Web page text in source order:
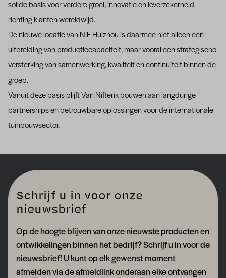
solide basis voor verdere groei, innovatie en leverzekerheid
richting klanten wereldwijd.
De nieuwe locatie van NIF Huizhou is daarmee niet alleen een
uitbreiding van productiecapaciteit, maar vooral een strategische
versterking van samenwerking, kwaliteit en continuïteit binnen de
groep.
Vanuit deze basis blijft Van Nifterik bouwen aan langdurige
partnerships en betrouwbare oplossingen voor de internationale
tuinbouwsector.
Schrijf u in voor onze
nieuwsbrief
Op de hoogte blijven van onze nieuwste producten en
ontwikkelingen binnen het bedrijf? Schrijf u in voor de
nieuwsbrief! U kunt op elk gewenst moment
afmelden via de afmeldlink onderaan elke ontvangen